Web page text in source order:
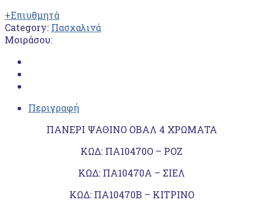
+Επιυθμητά
Category: Πασχαλινά
Μοιράσου:
Περιγραφή
ΠΑΝΕΡΙ ΨΑΘΙΝΟ ΟΒΑΛ 4 ΧΡΩΜΑΤΑ
ΚΩΔ: ΠΑ10470Ο – ΡΟΖ
ΚΩΔ: ΠΑ10470Α – ΣΙΕΛ
ΚΩΔ: ΠΑ10470Β – ΚΙΤΡΙΝΟ